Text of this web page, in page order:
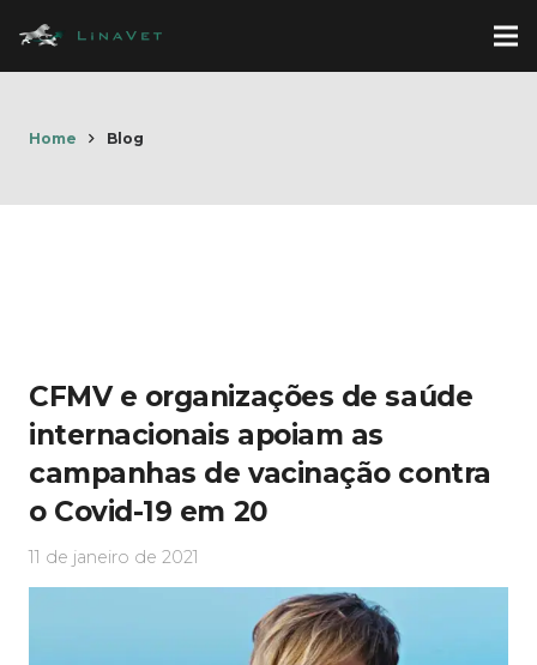
Home Blog
CFMV e organizações de saúde
internacionais apoiam as
campanhas de vacinação contra
o Covid-19 em 20
11 de janeiro de 2021